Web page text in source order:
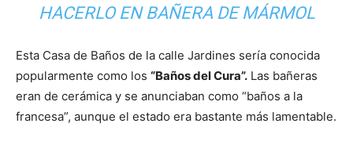
HACERLO EN BAÑERA DE MÁRMOL
Esta Casa de Baños de la calle Jardines sería conocida
popularmente como los “Baños del Cura”. Las bañeras
eran de cerámica y se anunciaban como “baños a la
francesa”, aunque el estado era bastante más lamentable.